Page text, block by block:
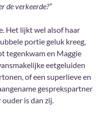
de verkeerde?”
Het lijkt wel alsof haar
portie geluk kreeg,
tegenkwam en Maggie
eetgeluiden
of een superlieve en
gesprekspartner
ouder is dan zij.